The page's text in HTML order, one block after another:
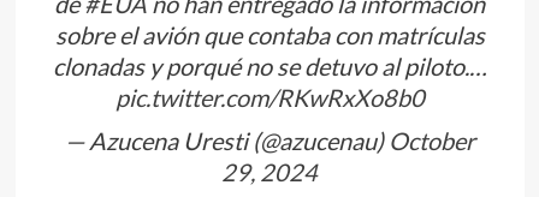
sobre el avión que contaba con matrículas
clonadas y porqué no se detuvo al piloto.…
pic.twitter.com/RKwRxXo8b0
— Azucena Uresti (@azucenau) October
29, 2024